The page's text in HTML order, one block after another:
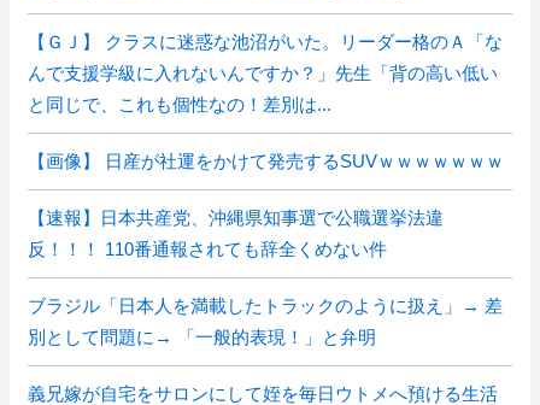
【ＧＪ】 クラスに迷惑な池沼がいた。リーダー格のＡ「な
んで支援学級に入れないんですか？」先生「背の高い低い
と同じで、これも個性なの！差別は...
【画像】 日産が社運をかけて発売するSUVｗｗｗｗｗｗｗ
【速報】日本共産党、沖縄県知事選で公職選挙法違
反！！！ 110番通報されても辞全くめない件
ブラジル「日本人を満載したトラックのように扱え」→ 差
別として問題に→ 「一般的表現！」と弁明
義兄嫁が自宅をサロンにして姪を毎日ウトメへ預ける生活